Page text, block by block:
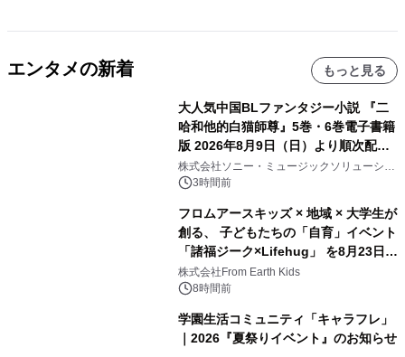
エンタメの新着 もっと見る
大人気中国BLファンタジー小説 『二
哈和他的白猫師尊』5巻・6巻電子書籍
版 2026年8月9日（日）より順次配信
開始
株式会社ソニー・ミュージックソリューショ
ンズ3時間前
フロムアースキッズ × 地域 × 大学生が
創る、 子どもたちの「自育」イベント
「諸福ジーク×Lifehug」 を8月23日
(日)開催
株式会社From Earth Kids
8時間前
学園生活コミュニティ「キャラフレ」
｜2026『夏祭りイベント』のお知らせ